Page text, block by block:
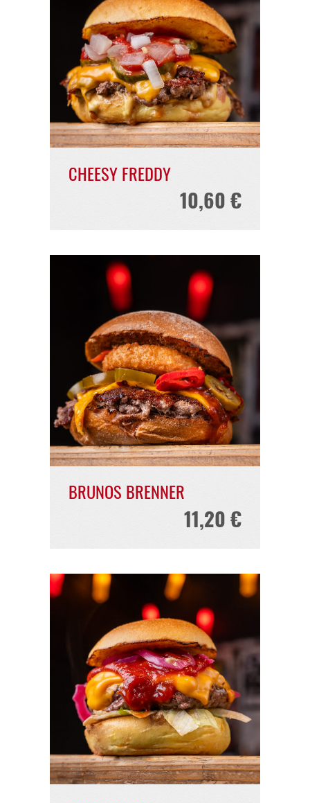
CHEESY FREDDY
10,60 €
BRUNOS BRENNER
11,20 €